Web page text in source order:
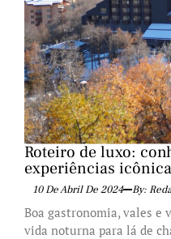
Roteiro de luxo:
experiências
10 De Abril De 2024 By:
Boa gastronomia, vales e
vida noturna para lá de